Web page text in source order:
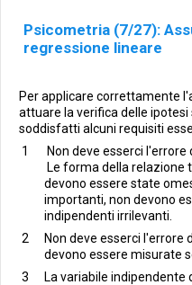
Psicometria (7/27):
regressione lineare
Per applicare correttamente
attuare la verifica delle
soddisfatti alcuni requisiti
Non deve esserci l'errore
Le forma della relazione
devono essere state
importanti, non devono
indipendenti irrilevanti.
Non deve esserci l'errore
devono essere misurate
La variabile